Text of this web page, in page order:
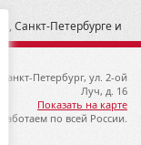
Санкт-Петербурге и
Санкт-Петербург, ул. 2-ой
Луч, д. 16
Показать на карте
по всей России.